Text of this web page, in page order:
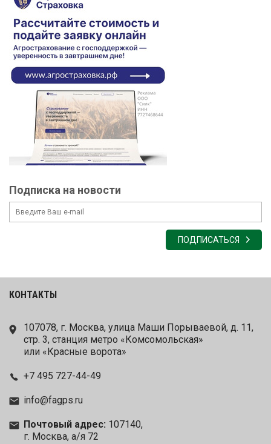
Подписка на новости
ПОДПИСАТЬСЯ
КОНТАКТЫ
107078, г. Москва, улица Маши Порываевой, д. 11,
стр. 3, станция метро «Комсомольская»
или «Красные ворота»
+7 495 727-44-49
info@fagps.ru
Почтовый адрес: 107140,
г. Москва, а/я 72